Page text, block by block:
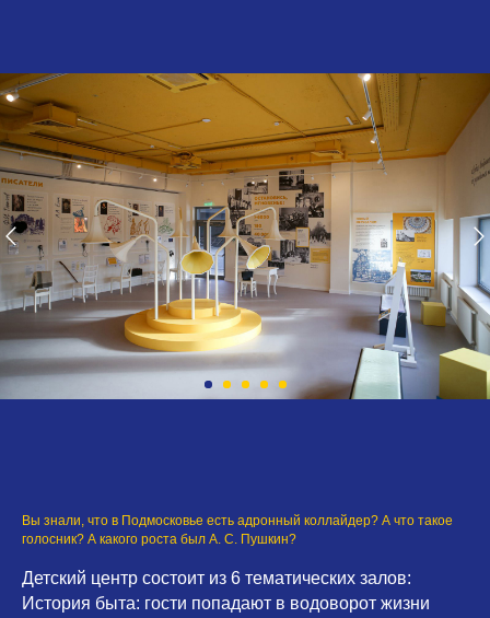
Вы знали, что в Подмосковье есть адронный коллайдер? А что такое
голосник? А какого роста был А. С. Пушкин?
Детский центр состоит из 6 тематических залов:
История быта: гости попадают в водоворот жизни